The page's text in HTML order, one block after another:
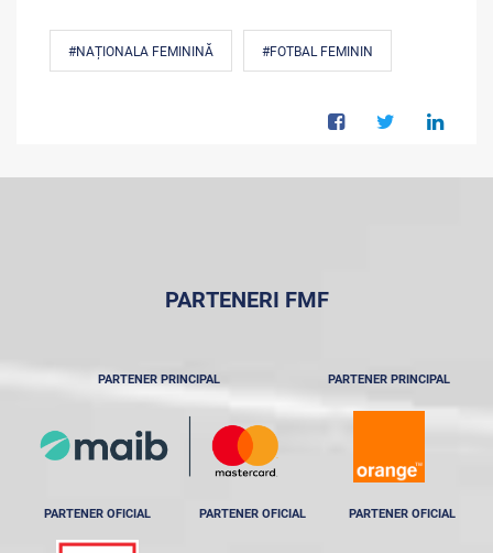
#NAȚIONALA FEMININĂ #FOTBAL FEMININ
PARTENERI FMF
PARTENER PRINCIPAL PARTENER PRINCIPAL
PARTENER OFICIAL PARTENER OFICIAL PARTENER OFICIAL